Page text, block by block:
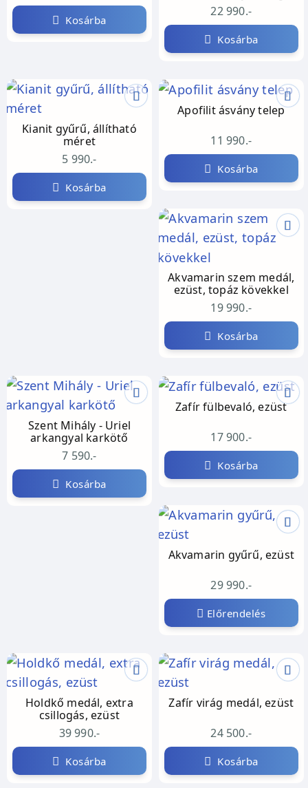
Kosárba
22 990.-
Kosárba
Kianit gyűrű, állítható
méret
5 990.-
Kosárba
Apofilit ásvány telep
11 990.-
Kosárba
Akvamarin szem medál,
ezüst, topáz kövekkel
19 990.-
Kosárba
Szent Mihály - Uriel
arkangyal karkötő
7 590.-
Kosárba
Zafír fülbevaló, ezüst
17 900.-
Kosárba
Akvamarin gyűrű, ezüst
29 990.-
Előrendelés
Holdkő medál, extra
csillogás, ezüst
39 990.-
Kosárba
Zafír virág medál, ezüst
24 500.-
Kosárba